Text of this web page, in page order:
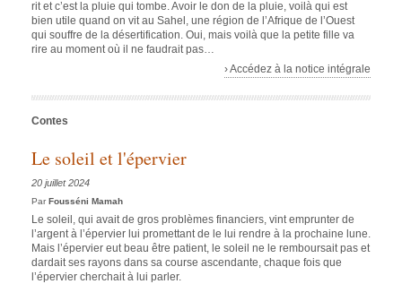
rit et c’est la pluie qui tombe. Avoir le don de la pluie, voilà qui est
bien utile quand on vit au Sahel, une région de l’Afrique de l’Ouest
qui souffre de la désertification. Oui, mais voilà que la petite fille va
rire au moment où il ne faudrait pas…
› Accédez à la notice intégrale
Contes
Le soleil et l'épervier
20 juillet 2024
ParFousséni Mamah
Le soleil, qui avait de gros problèmes financiers, vint emprunter de
l’argent à l’épervier lui promettant de le lui rendre à la prochaine lune.
Mais l’épervier eut beau être patient, le soleil ne le remboursait pas et
dardait ses rayons dans sa course ascendante, chaque fois que
l’épervier cherchait à lui parler.